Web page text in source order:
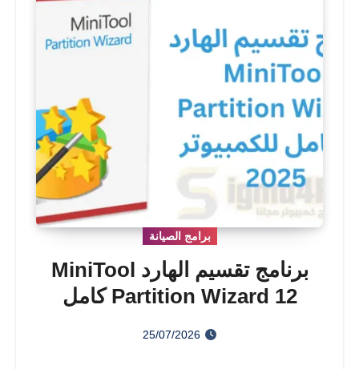
برامج الصيانة
برنامج تقسيم الهارد MiniTool
Partition Wizard 12 كامل
للكمبيوتر
25/07/2026